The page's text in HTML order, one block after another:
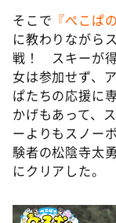
そこで 『ぺこぱ
に教わりながら
戦！ スキーが
女は参加せず、
ぱたちの応援に
かげもあって、
ーよりもスノー
験者の松陰寺太
にクリアした。